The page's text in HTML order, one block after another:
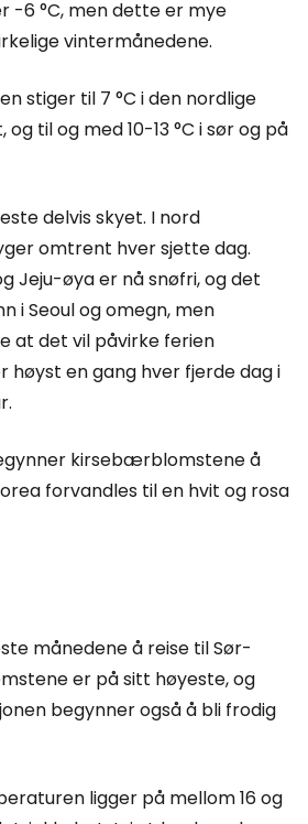
-6 °C, men dette er mye
vintermånedene.
stiger til 7 °C i den nordlige
til og med 10-13 °C i sør og på
delvis skyet. I nord
omtrent hver sjette dag.
Jeju-øya er nå snøfri, og det
i Seoul og omegn, men
at det vil påvirke ferien
høyst en gang hver fjerde dag i
kirsebærblomstene å
forvandles til en hvit og rosa
månedene å reise til Sør-
er på sitt høyeste, og
begynner også å bli frodig
ligger på mellom 16 og